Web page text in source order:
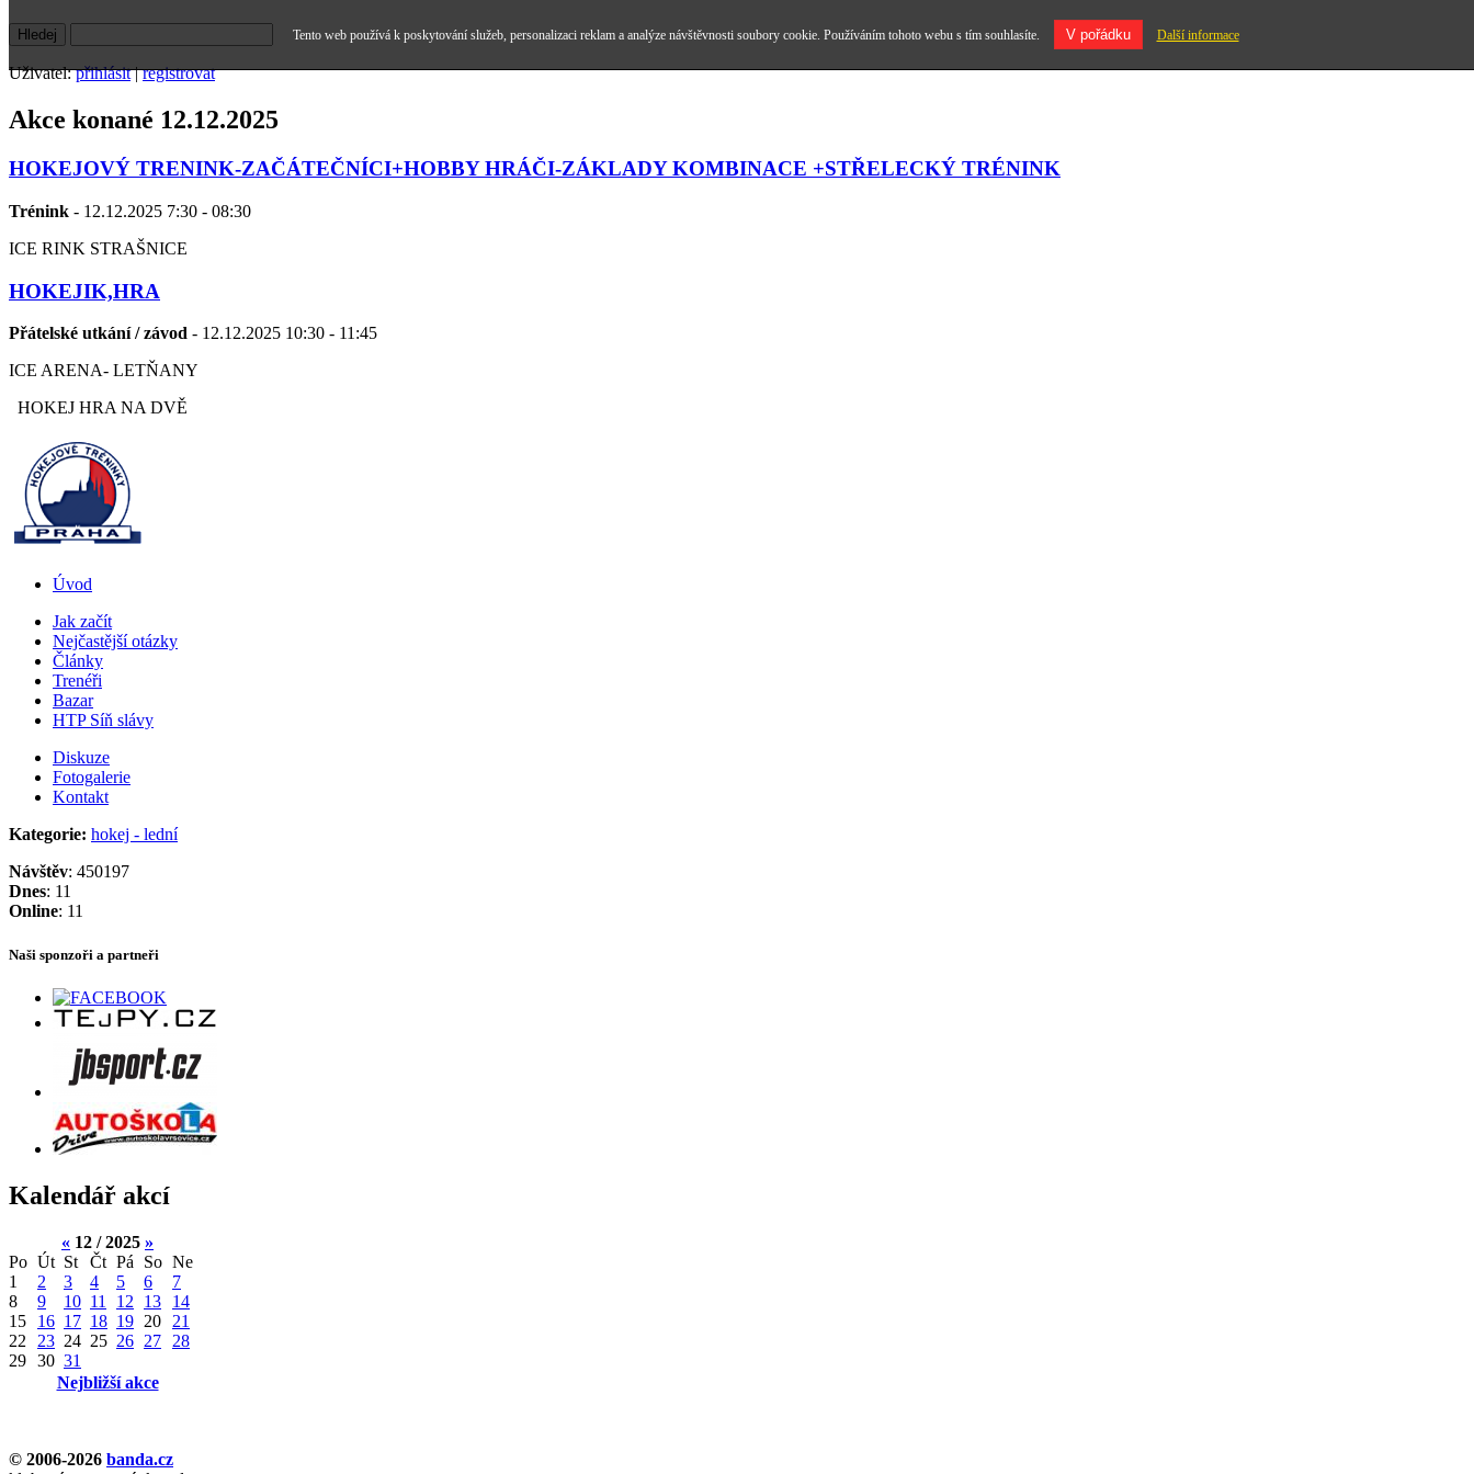
Uživatel:přihlásit|registrovat
Akce konané 12.12.2025
HOKEJOVÝ TRENINK-ZAČÁTEČNÍCI+HOBBY HRÁČI-ZÁKLADY KOMBINACE +STŘELECKÝ TRÉNINK
Trénink - 12.12.2025 7:30 - 08:30
ICE RINK STRAŠNICE
HOKEJIK,HRA
Přátelské utkání / závod - 12.12.2025 10:30 - 11:45
ICE ARENA- LETŇANY
HOKEJ HRA NA DVĚ
Úvod
Jak začít
Nejčastější otázky
Články
Trenéři
Bazar
HTP Síň slávy
Diskuze
Fotogalerie
Kontakt
Kategorie: hokej - lední
Návštěv: 450197
Dnes: 11
Online: 11
Naši sponzoři a partneři
Kalendář akcí
« 12 / 2025 »
Po Út St Čt Pá So Ne
1
2 3 4 5 6
7
8
9 10 11 12 13
14
15
16 17 18 19 20
21
22
23 24 25 26 27
28
29 30 31
Nejbližší akce
© 2006-2026 banda.cz
Tento web používá k poskytování služeb, personalizaci reklam a analýze návštěvnosti soubory cookie. Používáním tohoto webu s tím souhlasíte. V pořádku Další informace